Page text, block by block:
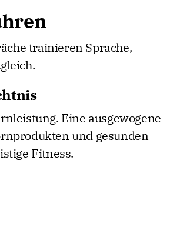
trainieren Sprache,
Eine ausgewogene
und gesunden
Fitness.